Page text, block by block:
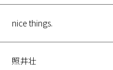
nice things.
照井壮